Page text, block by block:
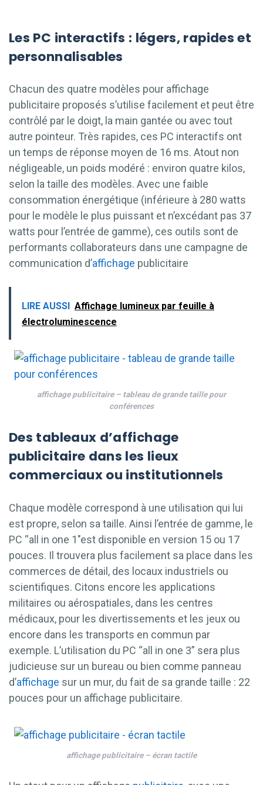
Les PC interactifs : légers, rapides et
personnalisables
Chacun des quatre modèles pour affichage
publicitaire proposés s’utilise facilement et peut être
contrôlé par le doigt, la main gantée ou avec tout
autre pointeur. Très rapides, ces PC interactifs ont
un temps de réponse moyen de 16 ms. Atout non
négligeable, un poids modéré : environ quatre kilos,
selon la taille des modèles. Avec une faible
consommation énergétique (inférieure à 280 watts
pour le modèle le plus puissant et n’excédant pas 37
watts pour l’entrée de gamme), ces outils sont de
performants collaborateurs dans une campagne de
communication d’affichage publicitaire
LIRE AUSSI Affichage lumineux par feuille à
électroluminescence
affichage publicitaire – tableau de grande taille pour
conférences
Des tableaux d’affichage
publicitaire dans les lieux
commerciaux ou institutionnels
Chaque modèle correspond à une utilisation qui lui
est propre, selon sa taille. Ainsi l’entrée de gamme, le
PC “all in one 1″est disponible en version 15 ou 17
pouces. Il trouvera plus facilement sa place dans les
commerces de détail, des locaux industriels ou
scientifiques. Citons encore les applications
militaires ou aérospatiales, dans les centres
médicaux, pour les divertissements et les jeux ou
encore dans les transports en commun par
exemple. L’utilisation du PC “all in one 3” sera plus
judicieuse sur un bureau ou bien comme panneau
d’affichage sur un mur, du fait de sa grande taille : 22
pouces pour un affichage publicitaire.
affichage publicitaire – écran tactile